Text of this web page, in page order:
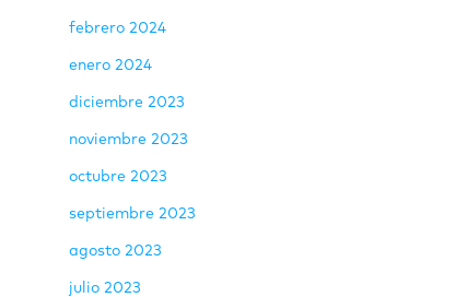
febrero 2024
enero 2024
diciembre 2023
noviembre 2023
octubre 2023
septiembre 2023
agosto 2023
julio 2023